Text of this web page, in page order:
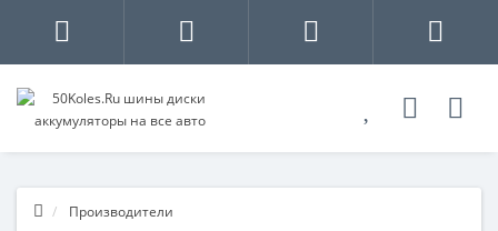
Производители